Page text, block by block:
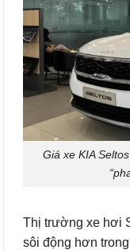
Giá xe KIA
Thị trường xe hơi
sôi động hơn